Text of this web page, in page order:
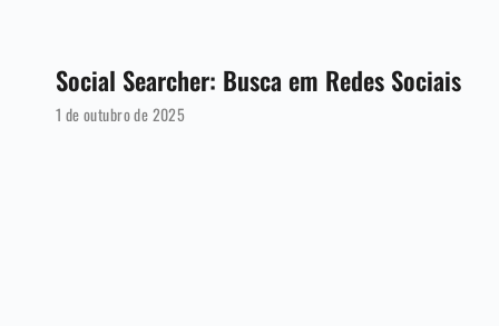
Social Searcher: Busca em Redes Sociais
1 de outubro de 2025